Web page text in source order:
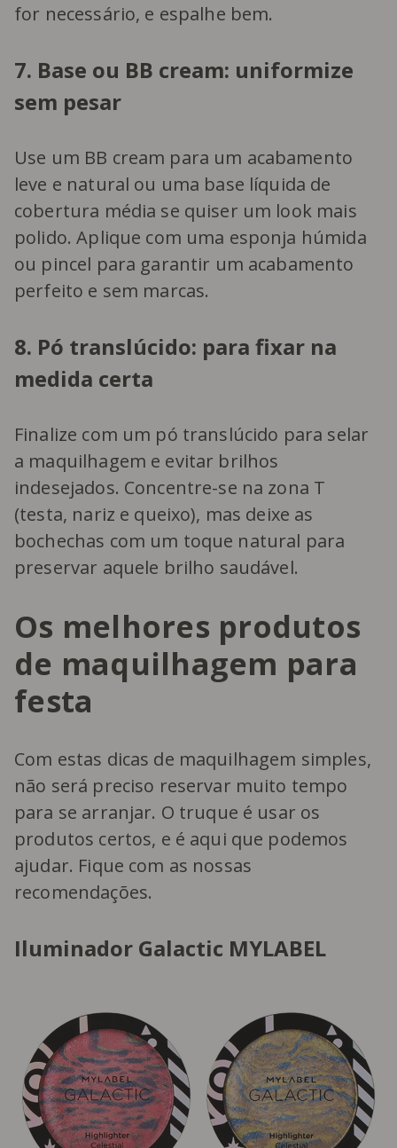
for necessário, e espalhe bem.
7. Base ou BB cream: uniformize
sem pesar
Use um BB cream para um acabamento
leve e natural ou uma base líquida de
cobertura média se quiser um look mais
polido. Aplique com uma esponja húmida
ou pincel para garantir um acabamento
perfeito e sem marcas.
8. Pó translúcido: para fixar na
medida certa
Finalize com um pó translúcido para selar
a maquilhagem e evitar brilhos
indesejados. Concentre-se na zona T
(testa, nariz e queixo), mas deixe as
bochechas com um toque natural para
preservar aquele brilho saudável.
Os melhores produtos
de maquilhagem para
festa
Com estas dicas de maquilhagem simples,
não será preciso reservar muito tempo
para se arranjar. O truque é usar os
produtos certos, e é aqui que podemos
ajudar. Fique com as nossas
recomendações.
Iluminador Galactic MYLABEL